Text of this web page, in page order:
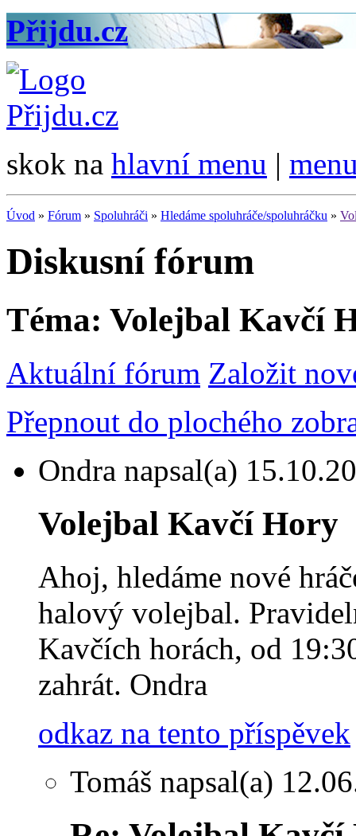
Přijdu.cz
skok na hlavní menu |
Úvod » Fórum » Spoluhráči » Hledáme spoluhráče/spoluhráčku »
Diskusní fórum
Téma: Volejbal Kavčí
Aktuální fórum Založit
Přepnout do plochého
Ondra napsal(a)
Volejbal Kavčí Hory
Ahoj, hledáme nové
halový volejbal.
Kavčích horách, od
zahrát. Ondra
odkaz na tento příspěvek
Tomáš napsal(a)